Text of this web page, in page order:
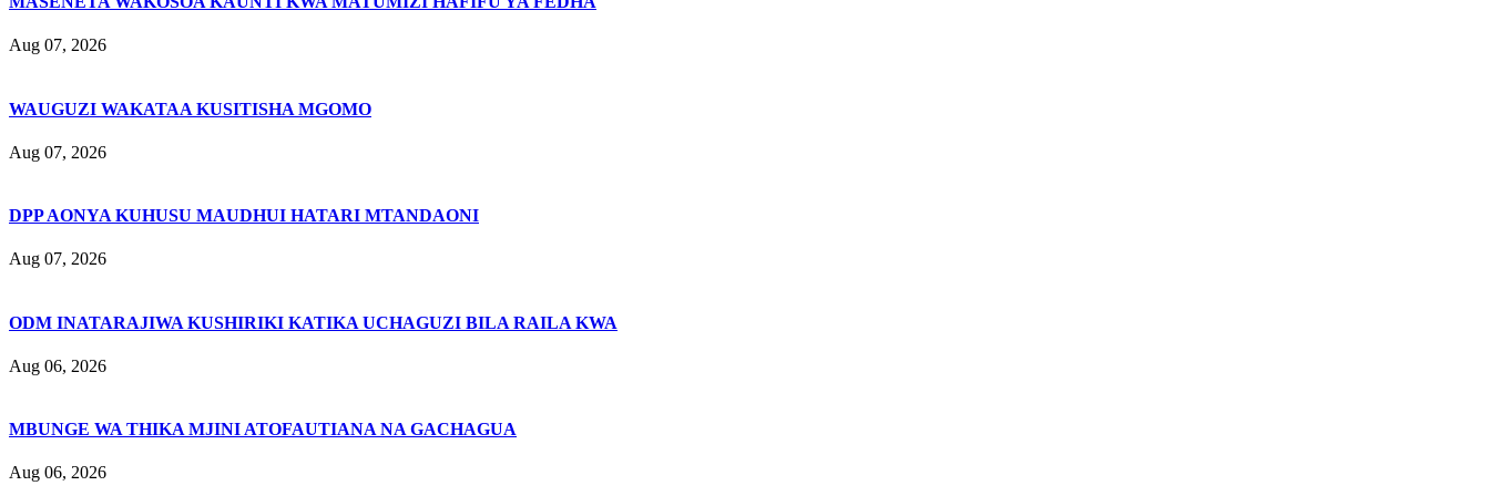
Aug 07, 2026
WAUGUZI WAKATAA KUSITISHA MGOMO
Aug 07, 2026
DPP AONYA KUHUSU MAUDHUI HATARI MTANDAONI
Aug 07, 2026
ODM INATARAJIWA KUSHIRIKI KATIKA UCHAGUZI BILA RAILA KWA
Aug 06, 2026
MBUNGE WA THIKA MJINI ATOFAUTIANA NA GACHAGUA
Aug 06, 2026